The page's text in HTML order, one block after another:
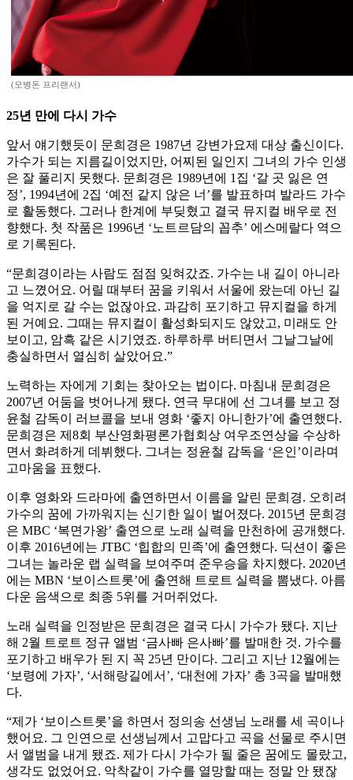
(오병돈 프리랜서)
25년 만에 다시 가수
앞서 얘기했듯이 문희경은 1987년 강변가요제 대상 출신이다.
가수가 되는 지름길이었지만, 어찌된 일인지 그녀의 가수 인생
은 잘 풀리지 못했다. 문희경은 1989년에 1집 ‘갈 곳 잃은 연
정’, 1994년에 2집 ‘예전 같지 않은 너’를 발표하며 발라드 가수
로 활동했다. 그러나 한계에 부딪혔고 결국 뮤지컬 배우로 전
향했다. 첫 작품은 1996년 ‘노트르담의 꼽추’ 에스메랄다 역으
로 기록된다.
“문희경이라는 사람도 점점 잊혀갔죠. 가수는 내 길이 아니라
고 느꼈어요. 어릴 때부터 꿈을 키워서 서울에 왔는데 아닌 길
을 억지로 갈 수는 없잖아요. 과감히 포기하고 뮤지컬을 하게
된 거예요. 그때는 뮤지컬이 활성화되지도 않았고, 미래도 안
보이고, 암흑 같은 시기였죠. 하루하루 버티면서 그날그날에
충실하면서 열심히 살았어요.”
노력하는 자에게 기회는 찾아오는 법이다. 마침내 문희경은
2007년 어둠을 벗어나게 됐다. 연극 무대에 선 그녀를 보고 정
윤철 감독이 러브콜을 보내 영화 ‘좋지 아니한가’에 출연했다.
문희경은 제8회 부산영화평론가협회상 여우조연상을 수상하
면서 화려하게 데뷔했다. 그녀는 정윤철 감독을 ‘은인’이라며
고마움을 표했다.
이후 영화와 드라마에 출연하면서 이름을 알린 문희경. 오히려
가수의 꿈에 가까워지는 신기한 일이 벌어졌다. 2015년 문희경
은 MBC ‘복면가왕’ 출연으로 노래 실력을 만천하에 공개했다.
이후 2016년에는 JTBC ‘힙합의 민족’에 출연했다. 딕션이 좋은
그녀는 놀라운 랩 실력을 보여주며 준우승을 차지했다. 2020년
에는 MBN ‘보이스트롯’에 출연해 트로트 실력을 뽐냈다. 아름
다운 음색으로 최종 5위를 거머쥐었다.
노래 실력을 인정받은 문희경은 결국 다시 가수가 됐다. 지난
해 2월 트로트 정규 앨범 ‘금사빠 은사빠’를 발매한 것. 가수를
포기하고 배우가 된 지 꼭 25년 만이다. 그리고 지난 12월에는
‘보령에 가자’, ‘서해랑길에서’, ‘대천에 가자’ 총 3곡을 발매했
다.
“제가 ‘보이스트롯’을 하면서 정의송 선생님 노래를 세 곡이나
했어요. 그 인연으로 선생님께서 고맙다고 곡을 선물로 주시면
서 앨범을 내게 됐죠. 제가 다시 가수가 될 줄은 꿈에도 몰랐고,
생각도 없었어요. 악착같이 가수를 열망할 때는 정말 안 됐잖